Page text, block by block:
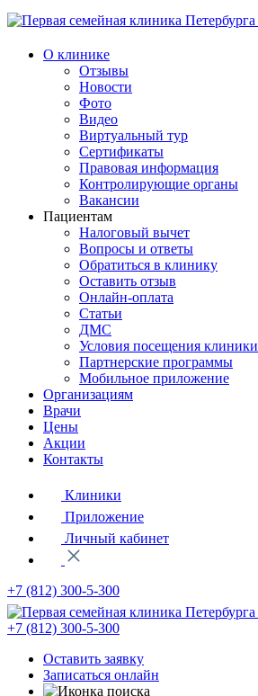
О клинике
Отзывы
Новости
Фото
Видео
Виртуальный тур
Сертификаты
Правовая информация
Контролирующие органы
Вакансии
Пациентам
Налоговый вычет
Вопросы и ответы
Обратиться в клинику
Оставить отзыв
Онлайн-оплата
Статьи
ДМС
Условия посещения клиники
Партнерские программы
Мобильное приложение
Организациям
Врачи
Цены
Акции
Контакты
Клиники
Приложение
Личный кабинет
+7 (812) 300-5-300
+7 (812) 300-5-300
Оставить заявку
Записаться онлайн